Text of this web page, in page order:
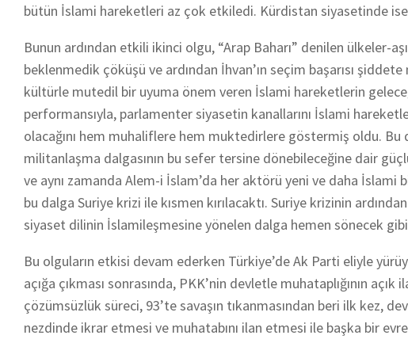
bütün İslami hareketleri az çok etkiledi. Kürdistan siyasetinde
Bunun ardından etkili ikinci olgu, “Arap Baharı” denilen ülkeler-
beklenmedik çöküşü ve ardından İhvan’ın seçim başarısı
kültürle mutedil bir uyuma önem veren İslami hareketlerin
performansıyla, parlamenter siyasetin kanallarını İslami
olacağını hem muhaliflere hem muktedirlere göstermiş oldu. Bu
militanlaşma dalgasının bu sefer tersine dönebileceğine dair
ve aynı zamanda Alem-i İslam’da her aktörü yeni ve daha
bu dalga Suriye krizi ile kısmen kırılacaktı. Suriye krizinin
siyaset dilinin İslamileşmesine yönelen dalga hemen sönecek
Bu olguların etkisi devam ederken Türkiye’de Ak Parti eliyle
açığa çıkması sonrasında, PKK’nin devletle muhataplığının
çözümsüzlük süreci, 93’te savaşın tıkanmasından beri ilk kez,
nezdinde ikrar etmesi ve muhatabını ilan etmesi ile başka bir